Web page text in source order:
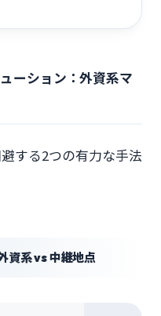
ーション：外資系マ
する2つの有力な手法
資系 vs 中継地点